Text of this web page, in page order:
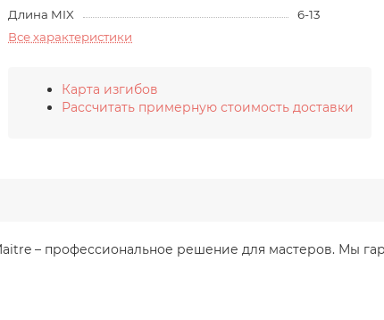
Длина MIX
6-13
Все характеристики
Карта изгибов
Рассчитать примерную стоимость доставки
– профессиональное решение для мастеров. Мы